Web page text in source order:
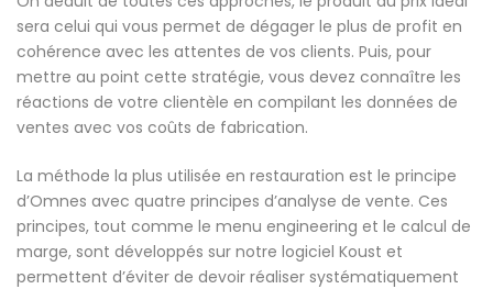
sera celui qui vous permet de dégager le plus de profit en
cohérence avec les attentes de vos clients. Puis, pour
mettre au point cette stratégie, vous devez connaître les
réactions de votre clientèle en compilant les données de
ventes avec vos coûts de fabrication.
La méthode la plus utilisée en restauration est le principe
d’Omnes avec quatre principes d’analyse de vente. Ces
principes, tout comme le menu engineering et le calcul de
marge, sont développés sur notre logiciel Koust et
permettent d’éviter de devoir réaliser systématiquement